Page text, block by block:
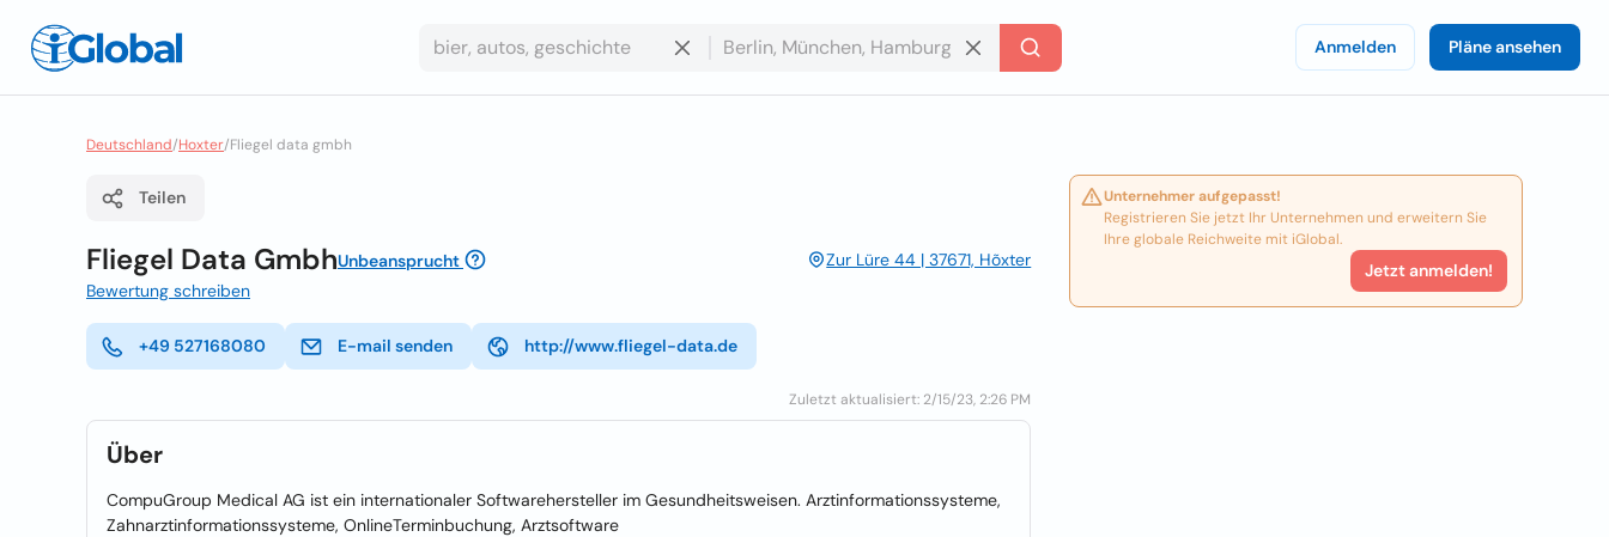
Anmelden Pläne ansehen
Deutschland/Hoxter/Fliegel data gmbh
Teilen
Fliegel Data GmbhUnbeansprucht
Zur Lüre 44 | 37671, Hõxter
Bewertung schreiben
+49 527168080 E-mail senden http://www.fliegel-data.de
Zuletzt aktualisiert: 2/15/23, 2:26 PM
Über
CompuGroup Medical AG ist ein internationaler Softwarehersteller im Gesundheitsweisen. Arztinformationssysteme,
Zahnarztinformationssysteme, OnlineTerminbuchung, Arztsoftware
Unternehmer aufgepasst!
Registrieren Sie jetzt Ihr Unternehmen und erweitern Sie
Ihre globale Reichweite mit iGlobal.
Jetzt anmelden!